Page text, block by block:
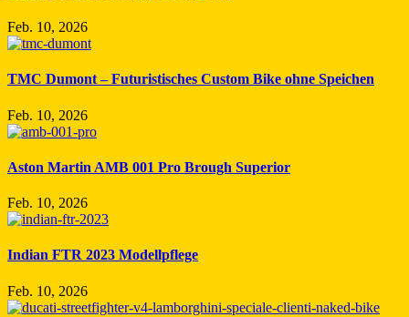
Feb. 10, 2026
TMC Dumont – Futuristisches Custom Bike ohne Speichen
Feb. 10, 2026
Aston Martin AMB 001 Pro Brough Superior
Feb. 10, 2026
Indian FTR 2023 Modellpflege
Feb. 10, 2026